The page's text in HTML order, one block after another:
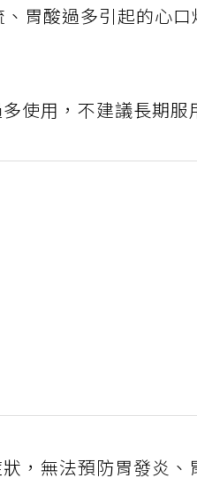
胃酸過多引起的心口
使用，不建議長期服
，無法預防胃發炎